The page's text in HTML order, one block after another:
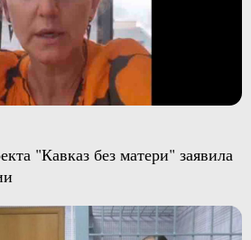
"Кавказ без матери" заявила